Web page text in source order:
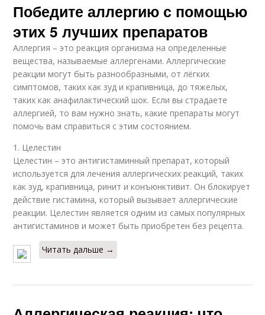
Победите аллергию с помощью
этих 5 лучших препаратов
Аллергия – это реакция организма на определенные
вещества, называемые аллергенами. Аллергические
реакции могут быть разнообразными, от лёгких
симптомов, таких как зуд и крапивница, до тяжелых,
таких как анафилактический шок. Если вы страдаете
аллергией, то вам нужно знать, какие препараты могут
помочь вам справиться с этим состоянием.
1. Целестин
Целестин – это антигистаминный препарат, который
используется для лечения аллергических реакций, таких
как зуд, крапивница, ринит и конъюнктивит. Он блокирует
действие гистамина, который вызывает аллергические
реакции. Целестин является одним из самых популярных
антигистаминов и может быть приобретен без рецепта.
Читать дальше →